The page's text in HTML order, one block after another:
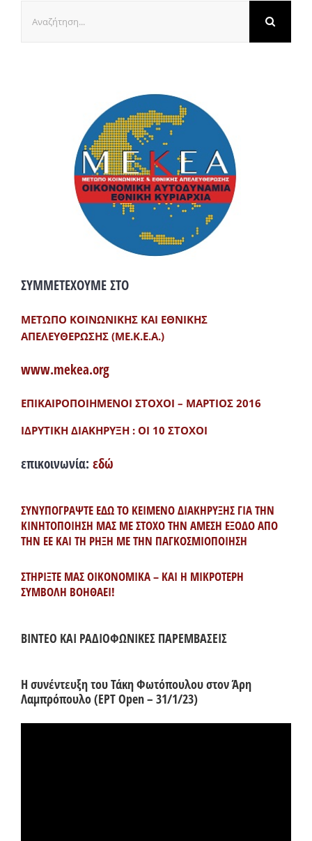
για:
ΣΥΜΜΕΤΕΧΟΥΜΕ ΣΤΟ
ΜΕΤΩΠΟ ΚΟΙΝΩΝΙΚΗΣ ΚΑΙ ΕΘΝΙΚΗΣ
ΑΠΕΛΕΥΘΕΡΩΣΗΣ (ΜΕ.Κ.Ε.Α.)
www.mekea.org
ΕΠΙΚΑΙΡΟΠΟΙΗΜΕΝΟΙ ΣΤΟΧΟΙ – ΜΑΡΤΙΟΣ 2016
ΙΔΡΥΤΙΚΗ ΔΙΑΚΗΡΥΞΗ : ΟΙ 10 ΣΤΟΧΟΙ
επικοινωνία: εδώ
ΣΥΝΥΠΟΓΡΑΨΤΕ ΕΔΩ ΤΟ ΚΕΙΜΕΝΟ ΔΙΑΚΗΡΥΞΗΣ ΓΙΑ ΤΗΝ
ΚΙΝΗΤΟΠΟΙΗΣΗ ΜΑΣ ΜΕ ΣΤΟΧΟ ΤΗΝ ΑΜΕΣΗ ΕΞΟΔΟ ΑΠΟ
ΤΗΝ ΕΕ ΚΑΙ ΤΗ ΡΗΞΗ ΜΕ ΤΗΝ ΠΑΓΚΟΣΜΙΟΠΟΙΗΣΗ
ΣΤΗΡΙΞΤΕ ΜΑΣ ΟΙΚΟΝΟΜΙΚΑ – ΚΑΙ Η ΜΙΚΡΟΤΕΡΗ
ΣΥΜΒΟΛΗ ΒΟΗΘΑΕΙ!
ΒΙΝΤΕΟ ΚΑΙ ΡΑΔΙΟΦΩΝΙΚΕΣ ΠΑΡΕΜΒΑΣΕΙΣ
Η συνέντευξη του Τάκη Φωτόπουλου στον Άρη
Λαμπρόπουλο (ΕΡΤ Open – 31/1/23)